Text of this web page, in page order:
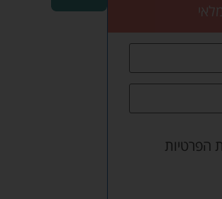
הפרטיות